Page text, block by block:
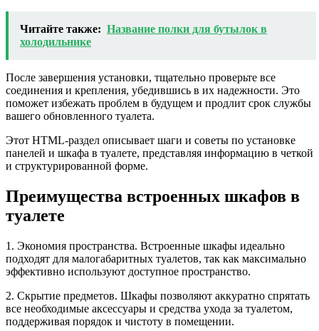
Читайте также: Название полки для бутылок в
холодильнике
После завершения установки, тщательно проверьте все
соединения и крепления, убедившись в их надежности. Это
поможет избежать проблем в будущем и продлит срок службы
вашего обновленного туалета.
Этот HTML-раздел описывает шаги и советы по установке
панелей и шкафа в туалете, представляя информацию в четкой
и структурированной форме.
Преимущества встроенных шкафов в
туалете
1. Экономия пространства. Встроенные шкафы идеально
подходят для малогабаритных туалетов, так как максимально
эффективно используют доступное пространство.
2. Скрытие предметов. Шкафы позволяют аккуратно спрятать
все необходимые аксессуары и средства ухода за туалетом,
поддерживая порядок и чистоту в помещении.